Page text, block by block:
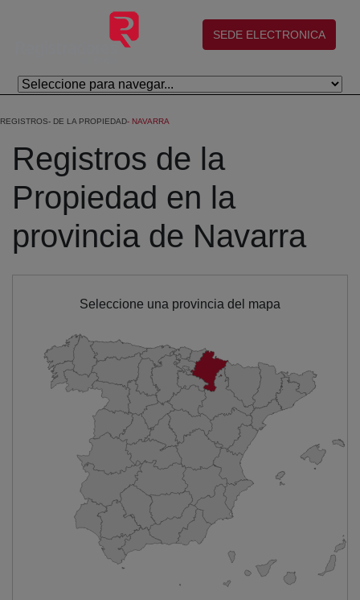
Eduki nagusira joan
(abre en nueva ventana)
SEDE ELECTRONICA
REGISTROS DE LA PROPIEDAD NAVARRA
Registros de la
Propiedad en la
provincia de Navarra
Seleccione una provincia del mapa